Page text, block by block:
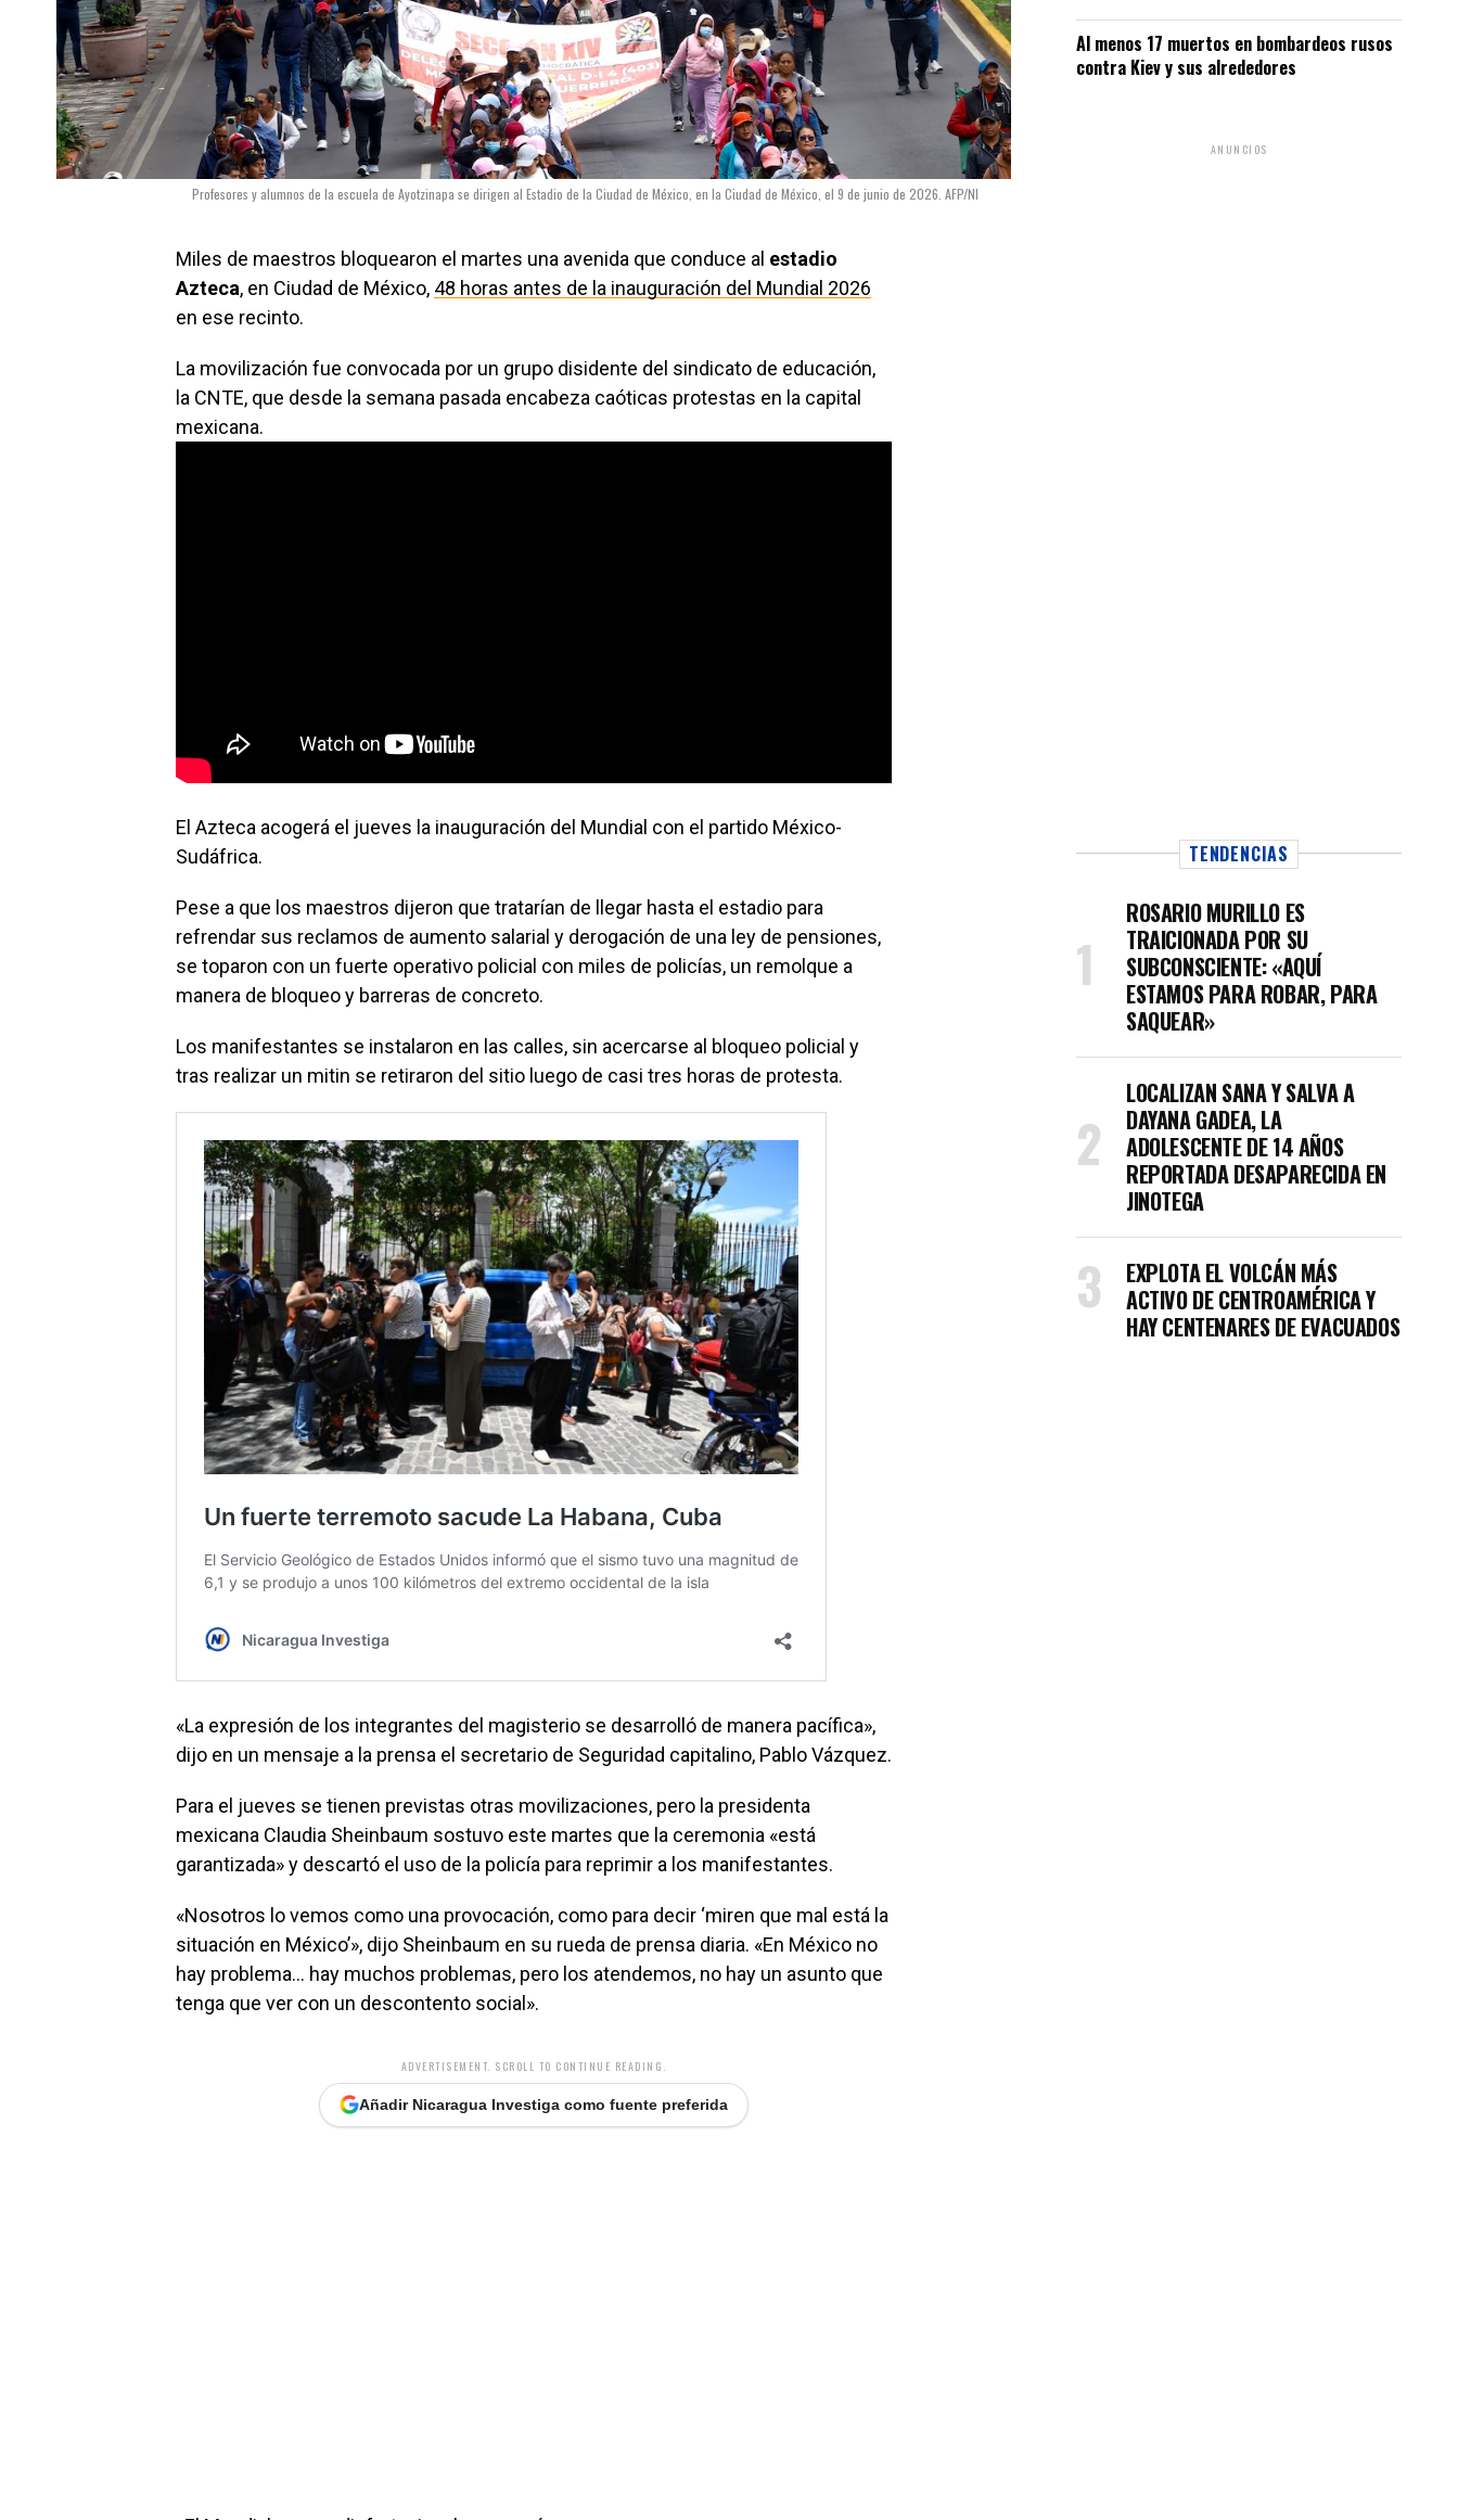
Profesores y alumnos de la escuela de Ayotzinapa se dirigen al Estadio de la Ciudad de México, en la Ciudad de México, el 9 de junio de 2026. AFP/NI
Miles de maestros bloquearon el martes una avenida que conduce al estadio
Azteca, en Ciudad de México, 48 horas antes de la inauguración del Mundial 2026
en ese recinto.
La movilización fue convocada por un grupo disidente del sindicato de educación,
la CNTE, que desde la semana pasada encabeza caóticas protestas en la capital
mexicana.
El Azteca acogerá el jueves la inauguración del Mundial con el partido México-
Sudáfrica.
Pese a que los maestros dijeron que tratarían de llegar hasta el estadio para
refrendar sus reclamos de aumento salarial y derogación de una ley de pensiones,
se toparon con un fuerte operativo policial con miles de policías, un remolque a
manera de bloqueo y barreras de concreto.
Los manifestantes se instalaron en las calles, sin acercarse al bloqueo policial y
tras realizar un mitin se retiraron del sitio luego de casi tres horas de protesta.
«La expresión de los integrantes del magisterio se desarrolló de manera pacífica»,
dijo en un mensaje a la prensa el secretario de Seguridad capitalino, Pablo Vázquez.
Para el jueves se tienen previstas otras movilizaciones, pero la presidenta
mexicana Claudia Sheinbaum sostuvo este martes que la ceremonia «está
garantizada» y descartó el uso de la policía para reprimir a los manifestantes.
«Nosotros lo vemos como una provocación, como para decir ‘miren que mal está la
situación en México’», dijo Sheinbaum en su rueda de prensa diaria. «En México no
hay problema… hay muchos problemas, pero los atendemos, no hay un asunto que
tenga que ver con un descontento social».
ADVERTISEMENT. SCROLL TO CONTINUE READING.
Añadir Nicaragua Investiga como fuente preferida
Al menos 17 muertos en bombardeos rusos
contra Kiev y sus alrededores
ANUNCIOS
TENDENCIAS
ROSARIO MURILLO ES
TRAICIONADA POR SU
SUBCONSCIENTE: «AQUÍ
ESTAMOS PARA ROBAR, PARA
SAQUEAR»
LOCALIZAN SANA Y SALVA A
DAYANA GADEA, LA
ADOLESCENTE DE 14 AÑOS
REPORTADA DESAPARECIDA EN
JINOTEGA
EXPLOTA EL VOLCÁN MÁS
ACTIVO DE CENTROAMÉRICA Y
HAY CENTENARES DE EVACUADOS